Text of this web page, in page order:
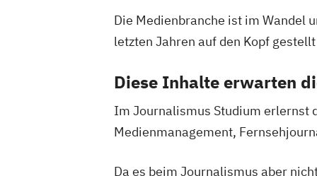
Die Medienbranche ist im Wandel
letzten Jahren auf den Kopf
Diese Inhalte erwarten
Im Journalismus Studium erlernst
Medienmanagement,
Da es beim Journalismus aber